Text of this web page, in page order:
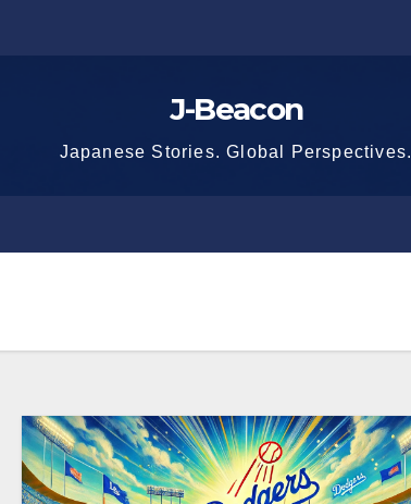
J-Beacon
Japanese Stories. Global Perspectives.